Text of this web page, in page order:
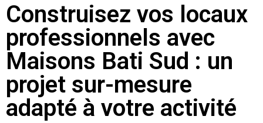
Construisez vos locaux
professionnels avec
Maisons Bati Sud : un
projet sur-mesure
adapté à votre activité